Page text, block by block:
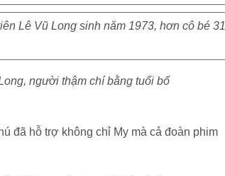
Lê Vũ Long sinh năm 1973, hơn cô bé 31
người thậm chí bằng tuổi bố
đã hỗ trợ không chỉ My mà cả đoàn phim